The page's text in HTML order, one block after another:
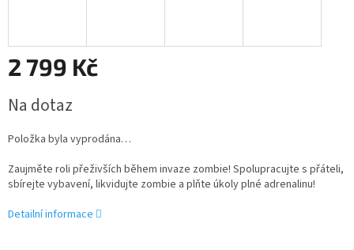
2 799 Kč
cena:
Na dotaz
Položka byla vyprodána…
Zaujměte roli přeživších během invaze zombie! Spolupracujte s přáteli,
sbírejte vybavení, likvidujte zombie a plňte úkoly plné adrenalinu!
Detailní informace